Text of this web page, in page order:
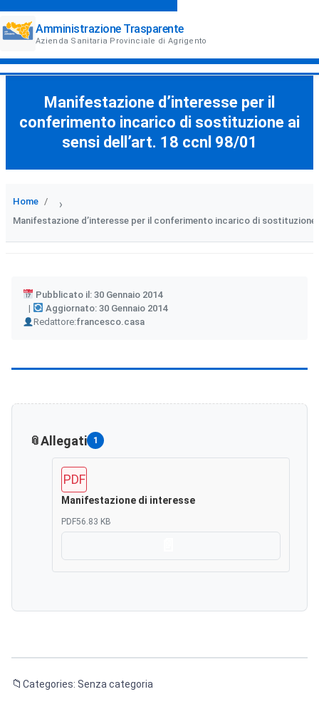
Amministrazione Trasparente
Azienda Sanitaria Provinciale di Agrigento
Manifestazione d’interesse per il
conferimento incarico di sostituzione ai
sensi dell’art. 18 ccnl 98/01
Home ›
Manifestazione d’interesse per il conferimento incarico di sostituzione
Pubblicato il: 30 Gennaio 2014
Aggiornato: 30 Gennaio 2014
Redattore:
Author francesco.casa
Allegati 1
PDF
Manifestazione di interesse
PDF56.83 KB
Categories: Senza categoria